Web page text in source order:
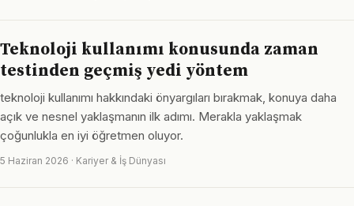
Teknoloji kullanımı konusunda zaman
testinden geçmiş yedi yöntem
teknoloji kullanımı hakkındaki önyargıları bırakmak, konuya daha
açık ve nesnel yaklaşmanın ilk adımı. Merakla yaklaşmak
çoğunlukla en iyi öğretmen oluyor.
5 Haziran 2026 · Kariyer & İş Dünyası